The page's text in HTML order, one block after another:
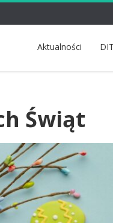
Aktualności DIT
Świąt